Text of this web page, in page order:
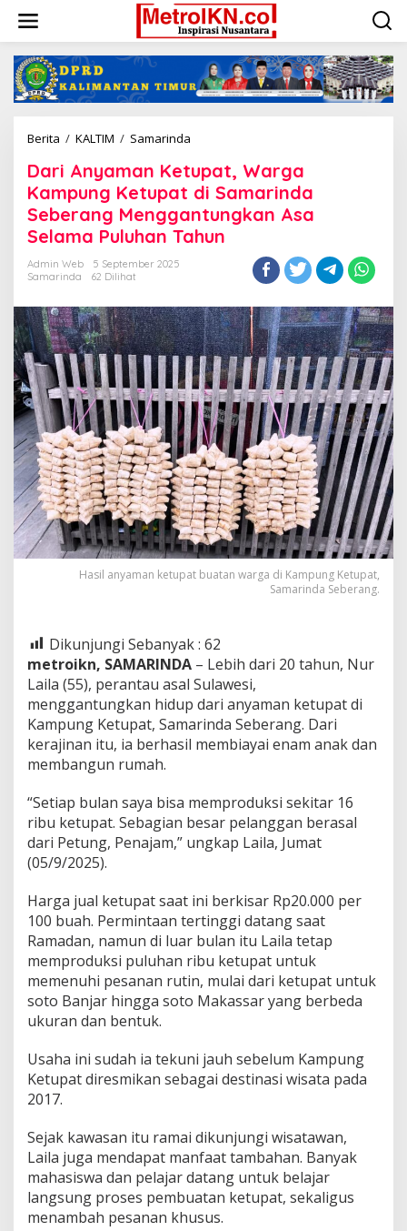
konten
Berita / KALTIM / Samarinda
Ketupat,
Warga
Kampung
Ketupat
di
Menggantungkan
Selama
Puluhan
Tahun
Dari Anyaman Ketupat, Warga
Kampung Ketupat di Samarinda
Seberang Menggantungkan Asa
Selama Puluhan Tahun
Admin Web
5 September 2025
Samarinda
62 Dilihat
Hasil anyaman ketupat buatan warga di Kampung Ketupat,
Samarinda Seberang.
Dikunjungi Sebanyak : 62
metroikn, SAMARINDA – Lebih dari 20 tahun, Nur
Laila (55), perantau asal Sulawesi,
menggantungkan hidup dari anyaman ketupat di
Kampung Ketupat, Samarinda Seberang. Dari
kerajinan itu, ia berhasil membiayai enam anak dan
membangun rumah.
“Setiap bulan saya bisa memproduksi sekitar 16
ribu ketupat. Sebagian besar pelanggan berasal
dari Petung, Penajam,” ungkap Laila, Jumat
(05/9/2025).
Harga jual ketupat saat ini berkisar Rp20.000 per
100 buah. Permintaan tertinggi datang saat
Ramadan, namun di luar bulan itu Laila tetap
memproduksi puluhan ribu ketupat untuk
memenuhi pesanan rutin, mulai dari ketupat untuk
soto Banjar hingga soto Makassar yang berbeda
ukuran dan bentuk.
Usaha ini sudah ia tekuni jauh sebelum Kampung
Ketupat diresmikan sebagai destinasi wisata pada
2017.
Sejak kawasan itu ramai dikunjungi wisatawan,
Laila juga mendapat manfaat tambahan. Banyak
mahasiswa dan pelajar datang untuk belajar
langsung proses pembuatan ketupat, sekaligus
menambah pesanan khusus.